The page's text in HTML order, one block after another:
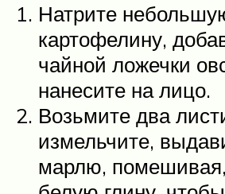
Натрите
картофелину,
чайной ложечки
нанесите на лицо.
Возьмите два
измельчите,
марлю,